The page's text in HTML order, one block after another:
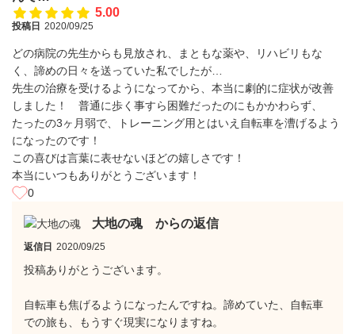
5.00
投稿日 2020/09/25
どの病院の先生からも見放され、まともな薬や、リハビリもな
く、諦めの日々を送っていた私でしたが…
先生の治療を受けるようになってから、本当に劇的に症状が改善
しました！ 普通に歩く事すら困難だったのにもかかわらず、
たったの3ヶ月弱で、トレーニング用とはいえ自転車を漕げるよう
になったのです！
この喜びは言葉に表せないほどの嬉しさです！
本当にいつもありがとうございます！
0
大地の魂 からの返信
返信日 2020/09/25
投稿ありがとうございます。
自転車も焦げるようになったんですね。諦めていた、自転車
での旅も、もうすぐ現実になりますね。